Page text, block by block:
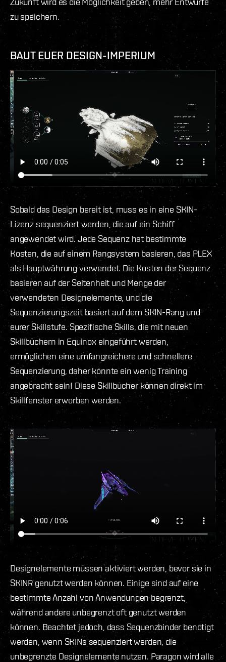
zu speichern.
BAUT EUER DESIGN-IMPERIUM
Sobald das Design bereit ist, muss es in eine SKIN-
Lizenz sequenziert werden, die auf ein Schiff
angewendet wird. Jede Sequenz hat bestimmte
Kosten, die auf einem Rangsystem basieren, das PLEX
als Hauptwährung verwendet. Die Kosten der Sequenz
basieren auf der Seltenheit und Menge der
verwendeten Designelemente, und die
Sequenzierungszeit basiert auf dem SKIN-Rang und
eurer Skillstufe. Spezifische Skills, die mit neuen
Skillbüchern in Equinox eingeführt werden,
ermöglichen eine umfangreichere und schnellere
Sequenzierung, daher könnte ein wenig Training
angebracht sein! Diese Skillbücher können direkt im
Skillfenster erworben werden.
Designelemente müssen aktiviert werden, bevor sie in
SKINR genutzt werden können. Einige sind auf eine
bestimmte Anzahl von Anwendungen begrenzt,
während andere unbegrenzt oft genutzt werden
können. Beachtet jedoch, dass Sequenzbinder benötigt
werden, wenn SKINs sequenziert werden, die
unbegrenzte Designelemente nutzen. Paragon wird alle